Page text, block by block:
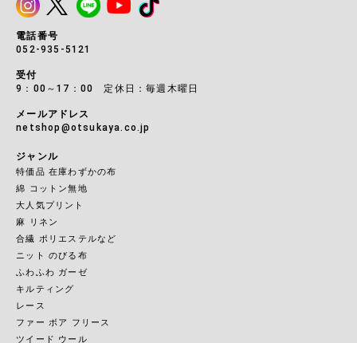
電話番号
052-935-5121
受付
9：00～17：00 定休日：毎週木曜日
メールアドレス
netshop@otsukaya.co.jp
ジャンル
特価品 在庫わずかの布
綿 コットン無地
大人気プリント
麻 リネン
合繊 ポリエステルなど
ニット のびる布
ふわふわ ガーゼ
キルティング
レース
ファー ボア フリース
ツイード ウール